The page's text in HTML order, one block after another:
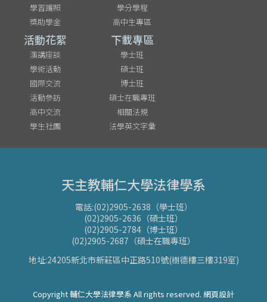
學習護照
獎助學金
學分學程
高中生專區
活動花絮
演講座談
學術活動
國際交流
活動參訪
高中交流
學生社團
下載專區
學士班
碩士班
博士班
碩士在職專班
相關法規
法學英文字彙
天主教輔仁大學法律學系
電話:(02)2905-2638（學士班）
(02)2905-2636（碩士班）
(02)2905-2784（博士班）
(02)2905-2687（碩士在職專班）
地址:24205新北市新莊區中正路510號(樹德樓三樓319室)
Copyright 輔仁大學法律學系 All rights reserved. 網頁設計